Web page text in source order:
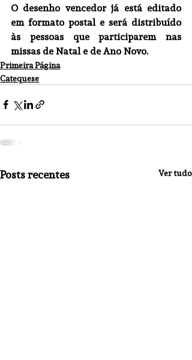
O desenho vencedor já está editado
em formato postal e será distribuído
às pessoas que participarem nas
missas de Natal e de Ano Novo.
Primeira Página
Catequese
Posts recentes Ver tudo